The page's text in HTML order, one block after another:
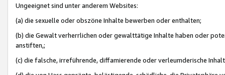
Ungeeignet sind unter anderem Websites:
(a) die sexuelle oder obszöne Inhalte bewerben oder enthalten;
(b) die Gewalt verherrlichen oder gewalttätige Inhalte haben oder
anstiften,;
(c) die falsche, irreführende, diffamierende oder verleumderische